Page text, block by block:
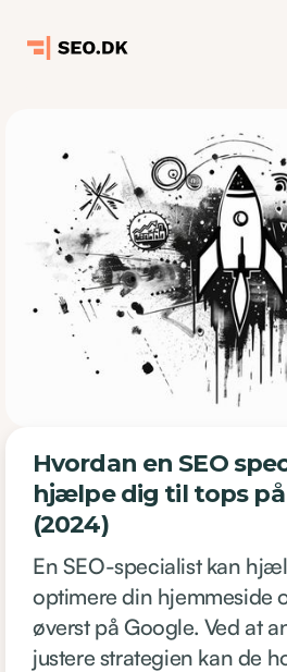
Hvordan en SEO
hjælpe dig til tops på
(2024)
En SEO-specialist kan
optimere din hjemmeside
øverst på Google. Ved at
justere strategien kan de